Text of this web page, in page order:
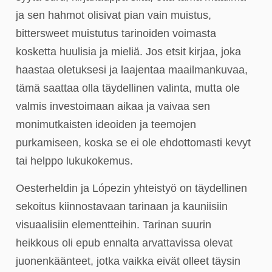
ja sen hahmot olisivat pian vain muistus,
bittersweet muistutus tarinoiden voimasta
kosketta huulisia ja mieliä. Jos etsit kirjaa, joka
haastaa oletuksesi ja laajentaa maailmankuvaa,
tämä saattaa olla täydellinen valinta, mutta ole
valmis investoimaan aikaa ja vaivaa sen
monimutkaisten ideoiden ja teemojen
purkamiseen, koska se ei ole ehdottomasti kevyt
tai helppo lukukokemus.
Oesterheldin ja Lópezin yhteistyö on täydellinen
sekoitus kiinnostavaan tarinaan ja kauniisiin
visuaalisiin elementteihin. Tarinan suurin
heikkous oli epub ennalta arvattavissa olevat
juonenkäänteet, jotka vaikka eivät olleet täysin